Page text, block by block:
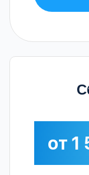
от 1